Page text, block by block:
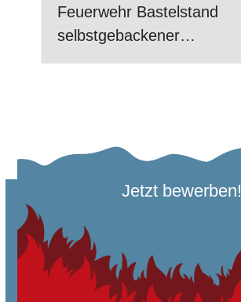
Feuerwehr Bastelstand
selbstgebackener…
Jetzt bewerben!